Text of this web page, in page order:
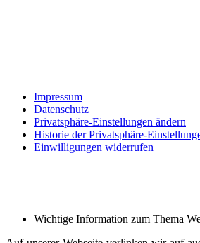
Impressum
Datenschutz
Privatsphäre-Einstellungen ändern
Historie der Privatsphäre-
Einwilligungen widerrufen
Wichtige Information zum Thema